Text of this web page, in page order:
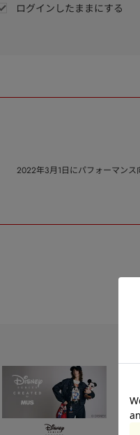
ログインしたままにする
2022年3月1日にパフォーマンス